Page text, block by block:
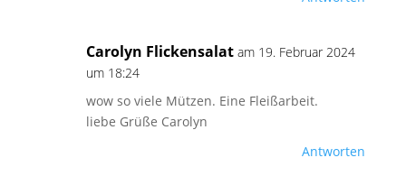
Carolyn Flickensalat am 19. Februar 2024
um 18:24
wow so viele Mützen. Eine Fleißarbeit.
liebe Grüße Carolyn
Antworten